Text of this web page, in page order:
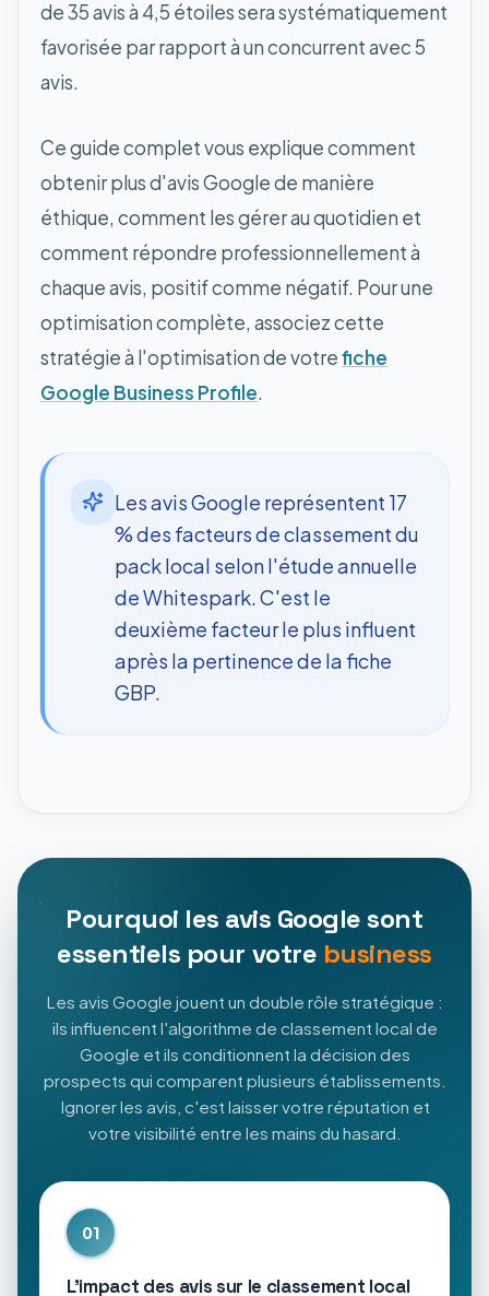
de 35 avis à 4,5 étoiles sera systématiquement
favorisée par rapport à un concurrent avec 5
avis.
Ce guide complet vous explique comment
obtenir plus d'avis Google de manière
éthique, comment les gérer au quotidien et
comment répondre professionnellement à
chaque avis, positif comme négatif. Pour une
optimisation complète, associez cette
stratégie à l'optimisation de votrefiche
Google Business Profile.
Les avis Google représentent 17
% des facteurs de classement du
pack local selon l'étude annuelle
de Whitespark. C'est le
deuxième facteur le plus influent
après la pertinence de la fiche
GBP.
Pourquoi les avis Google sont
essentiels pour votre business
Les avis Google jouent un double rôle stratégique :
ils influencent l'algorithme de classement local de
Google et ils conditionnent la décision des
prospects qui comparent plusieurs établissements.
Ignorer les avis, c'est laisser votre réputation et
votre visibilité entre les mains du hasard.
01
L'impact des avis sur le classement local